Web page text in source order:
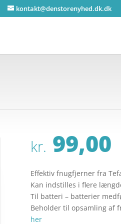
kontakt@denstorenyhed.dk.dk
kr. 99,00
Effektiv fnugfjerner fra
Kan indstilles i flere
Til batteri – batterier
Beholder til opsamling af
her